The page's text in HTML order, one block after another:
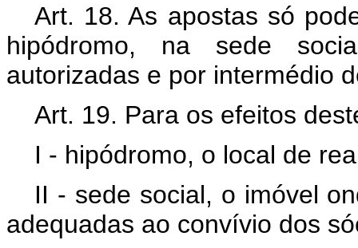
Art. 18. As apostas só
hipódromo, na sede
autorizadas e por intermédio
Art. 19. Para os efeitos
I - hipódromo, o local de
II - sede social, o imóvel
adequadas ao convívio dos